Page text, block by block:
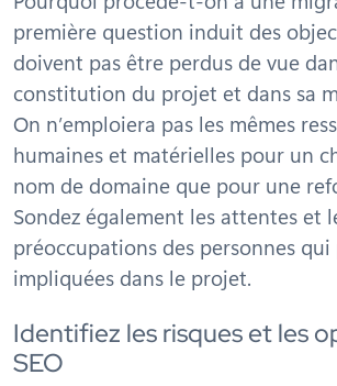
première question induit des
doivent pas être perdus de vue
constitution du projet et dans sa
On n’emploiera pas les mêmes
humaines et matérielles pour un
nom de domaine que pour une
Sondez également les attentes et
préoccupations des personnes
impliquées dans le projet.
Identifiez les risques et les
SEO